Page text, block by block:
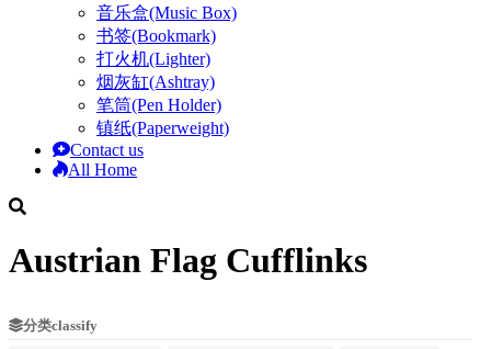
音乐盒(Music Box)
书签(Bookmark)
打火机(Lighter)
烟灰缸(Ashtray)
笔筒(Pen Holder)
镇纸(Paperweight)
Contact us
All Home
Austrian Flag Cufflinks
分类classify